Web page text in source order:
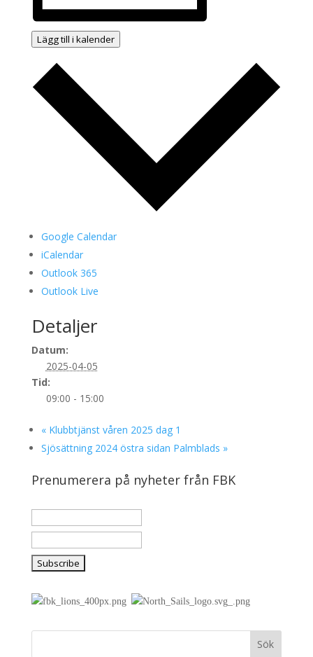
Lägg till i kalender
Google Calendar
iCalendar
Outlook 365
Outlook Live
Detaljer
Datum:
2025-04-05
Tid:
09:00 - 15:00
«Klubbtjänst våren 2025 dag 1
Sjösättning 2024 östra sidan Palmblads »
Prenumerera på nyheter från FBK